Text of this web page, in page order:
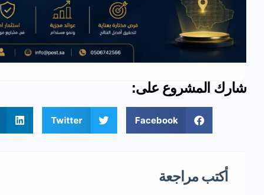
شارك المشروع على:
Facebook
Twitter
أكتب مراجعة